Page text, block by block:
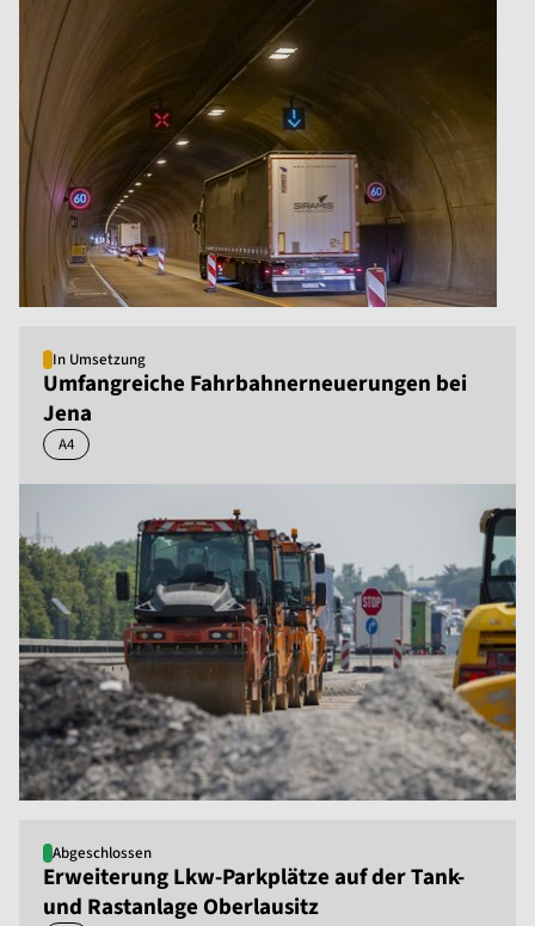
In Umsetzung
Umfangreiche Fahrbahnerneuerungen bei
Jena
A4
Abgeschlossen
Erweiterung Lkw-Parkplätze auf der Tank-
und Rastanlage Oberlausitz